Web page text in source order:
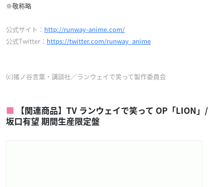
※敬称略
公式サイト： http://runway-anime.com/
公式Twitter： https://twitter.com/runway_anime
(c)猪ノ谷言葉・講談社／ランウェイで笑って製作委員会
【関連商品】TV ランウェイで笑って OP「LION」/
坂口有望 期間生産限定盤